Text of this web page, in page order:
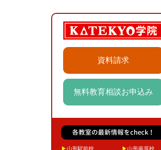
資料請求
無料教育相談お申込み
各教室の最新情報をcheck！
▶山形駅前校 ▶山形南原校